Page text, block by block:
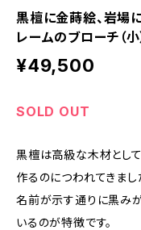
黒檀に金蒔絵、岩場
レームのブローチ（小
¥49,500
SOLD OUT
黒檀は高級な木材とし
作るのにつわれてきまし
名前が示す通りに黒みが
いるのが特徴です。